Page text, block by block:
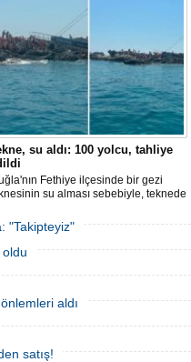
su aldı: 100 yolcu, tahliye
Fethiye ilçesinde bir gezi
su alması sebebiyle, teknede
batmaması için bölgede
çalışması başlatıldı.
"Takipteyiz"
aldı
satış!